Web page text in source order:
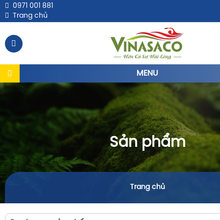
0971 001 881
Trang chủ
MENU
Sản phẩm
Trang chủ